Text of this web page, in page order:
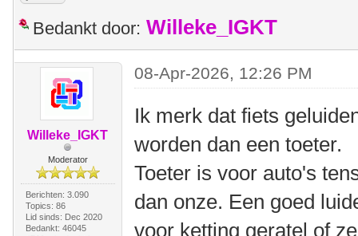
Bedankt door: Willeke_IGKT
Willeke_IGKT
Moderator
Berichten: 3.090
Topics: 86
Lid sinds: Dec 2020
Bedankt: 46045
08-Apr-2026, 12:26 PM
Ik merk dat fiets
worden dan een toeter.
Toeter is voor auto's
dan onze. Een goed
voor ketting geratel of